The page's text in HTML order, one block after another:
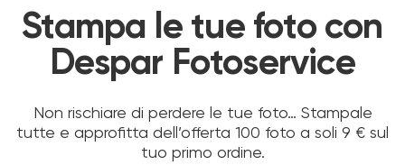
Stampa le tue foto con
Despar Fotoservice
Non rischiare di perdere le tue foto… Stampale
tutte e approfitta dell’offerta 100 foto a soli 9 € sul
tuo primo ordine.